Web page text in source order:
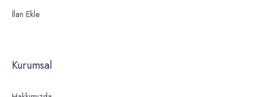
İlan Ekle
Kurumsal